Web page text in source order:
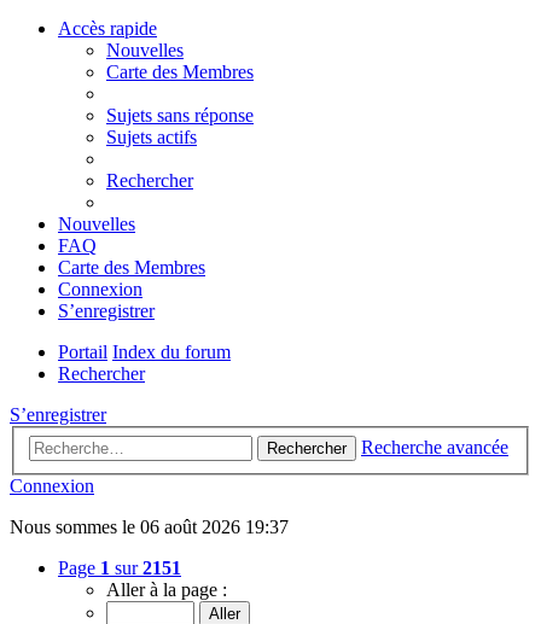
Accès rapide
Nouvelles
Carte des Membres
Sujets sans réponse
Sujets actifs
Rechercher
Nouvelles
FAQ
Carte des Membres
Connexion
S’enregistrer
Portail Index du forum
Rechercher
S’enregistrer
Rechercher
Recherche avancée
Connexion
Nous sommes le 06 août 2026 19:37
Page 1 sur2151
Aller à la page :